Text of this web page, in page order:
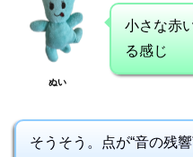
ぬい
小さな赤
る感じ
そうそう。点が“音の残響